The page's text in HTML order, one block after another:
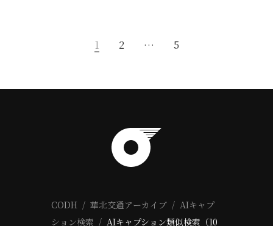
1 2 … 5
CODH 華北交通アーカイブ
AIキャプ
ション検索
AIキャプション類似検索（10